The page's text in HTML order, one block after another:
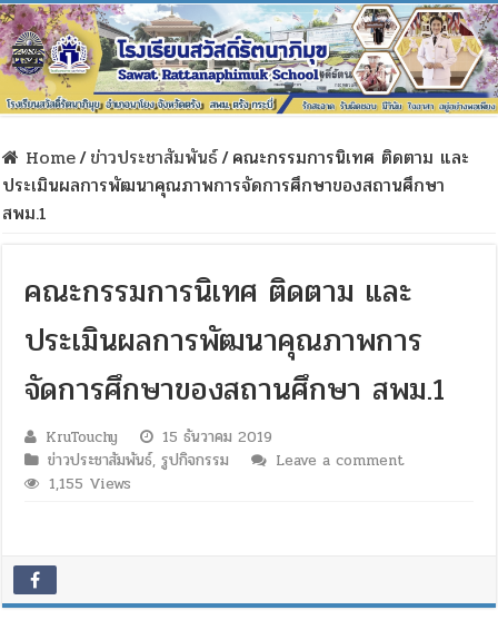
Home/ข่าวประชาสัมพันธ์/คณะกรรมการนิเทศ ติดตาม และ
ประเมินผลการพัฒนาคุณภาพการจัดการศึกษาของสถานศึกษา
สพม.1
คณะกรรมการนิเทศ ติดตาม และ
ประเมินผลการพัฒนาคุณภาพการ
จัดการศึกษาของสถานศึกษา สพม.1
KruTouchy
15 ธันวาคม 2019
ข่าวประชาสัมพันธ์,รูปกิจกรรม
Leave a comment
1,155 Views